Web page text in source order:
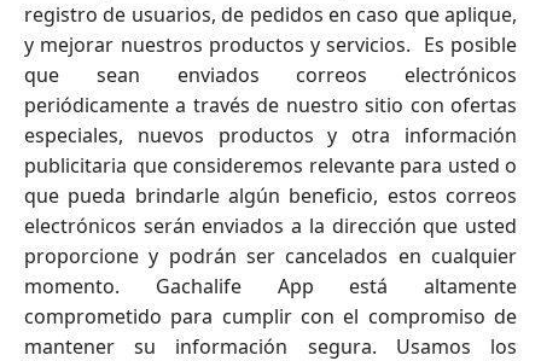
registro de usuarios, de pedidos en caso que aplique,
y mejorar nuestros productos y servicios. Es posible
que sean enviados correos electrónicos
periódicamente a través de nuestro sitio con ofertas
especiales, nuevos productos y otra información
publicitaria que consideremos relevante para usted o
que pueda brindarle algún beneficio, estos correos
electrónicos serán enviados a la dirección que usted
proporcione y podrán ser cancelados en cualquier
momento. Gachalife App está altamente
comprometido para cumplir con el compromiso de
mantener su información segura. Usamos los